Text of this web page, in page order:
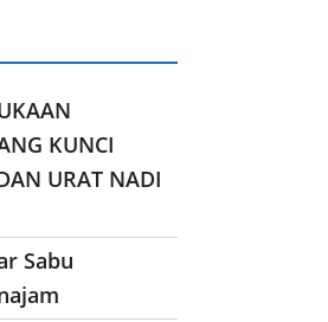
KUNCI
URAT NADI
Sabu